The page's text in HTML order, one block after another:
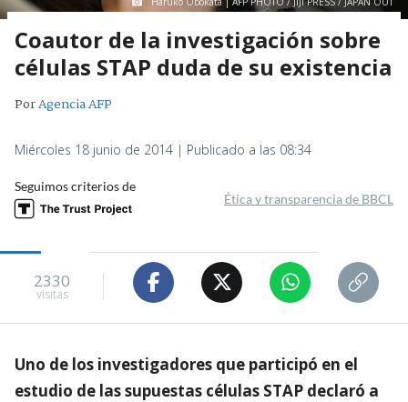
Coautor de la investigación sobre
células STAP duda de su existencia
PorAgencia AFP
Miércoles 18 junio de 2014 | Publicado a las 08:34
Seguimos criterios de
Ética y transparencia de BBCL
2330
visitas
Uno de los investigadores que participó en el
estudio de las supuestas células STAP declaró a